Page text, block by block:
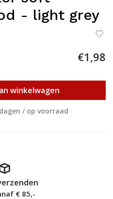
- light grey
€1,98
winkelwagen
/ op voorraad
€ 85,-